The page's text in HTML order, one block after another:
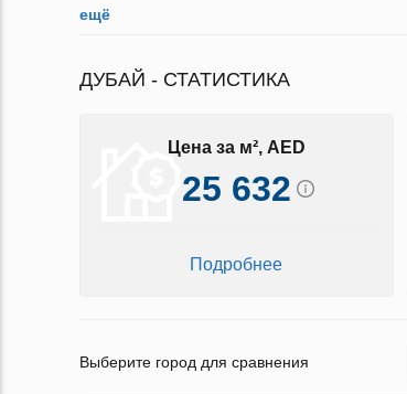
ещё
ДУБАЙ - СТАТИСТИКА
Цена за м², AED
25 632
Подробнее
Выберите город для сравнения